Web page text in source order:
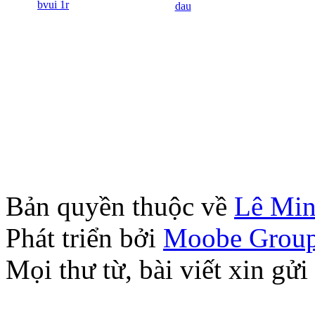
Bản quyền thuộc về Lê
Phát triển bởi Moobe
Mọi thư từ, bài viết xin gửi